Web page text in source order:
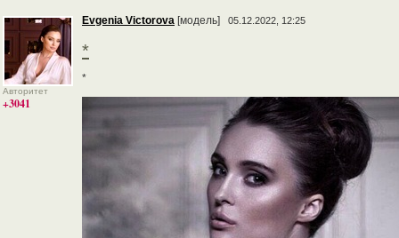
Авторитет
+3041
Evgenia Victorova [модель] 05.12.2022, 12:25
*
*